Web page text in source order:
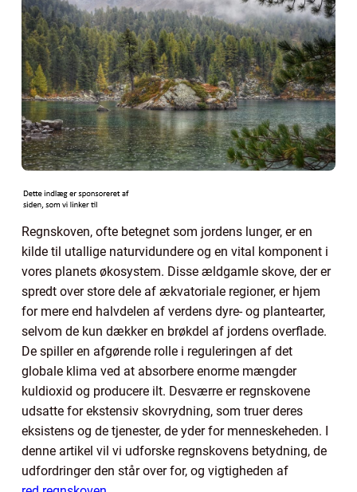
Regnskoven, ofte betegnet som jordens lunger, er en
kilde til utallige naturvidundere og en vital komponent i
vores planets økosystem. Disse ældgamle skove, der er
spredt over store dele af ækvatoriale regioner, er hjem
for mere end halvdelen af verdens dyre- og plantearter,
selvom de kun dækker en brøkdel af jordens overflade.
De spiller en afgørende rolle i reguleringen af det
globale klima ved at absorbere enorme mængder
kuldioxid og producere ilt. Desværre er regnskovene
udsatte for ekstensiv skovrydning, som truer deres
eksistens og de tjenester, de yder for menneskeheden. I
denne artikel vil vi udforske regnskovens betydning, de
udfordringer den står over for, og vigtigheden af